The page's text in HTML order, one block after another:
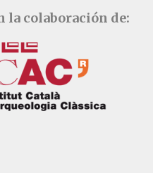
la colaboración de: